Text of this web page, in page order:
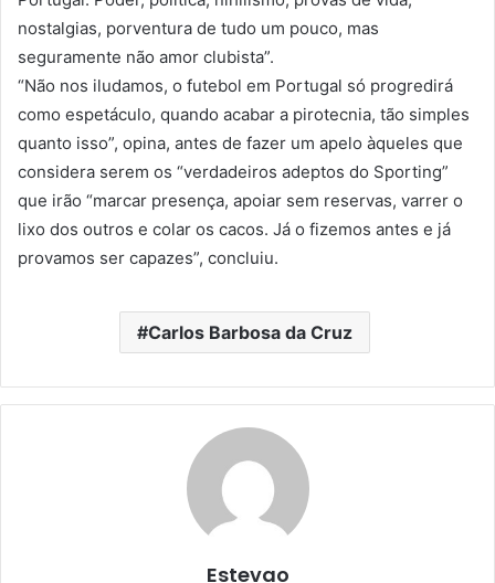
nostalgias, porventura de tudo um pouco, mas
seguramente não amor clubista”.
“Não nos iludamos, o futebol em Portugal só progredirá
como espetáculo, quando acabar a pirotecnia, tão simples
quanto isso”, opina, antes de fazer um apelo àqueles que
considera serem os “verdadeiros adeptos do Sporting”
que irão “marcar presença, apoiar sem reservas, varrer o
lixo dos outros e colar os cacos. Já o fizemos antes e já
provamos ser capazes”, concluiu.
Carlos Barbosa da Cruz
Estevao